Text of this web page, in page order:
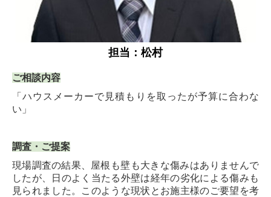
担当：松村
ご相談内容
「ハウスメーカーで見積もりを取ったが予算に合わな
い」
調査・ご提案
現場調査の結果、
屋根も壁も大きな傷みはありませんで
したが、日のよく当たる外壁は経年の劣化による傷みも
見られました。このような現状とお施主様のご要望を考